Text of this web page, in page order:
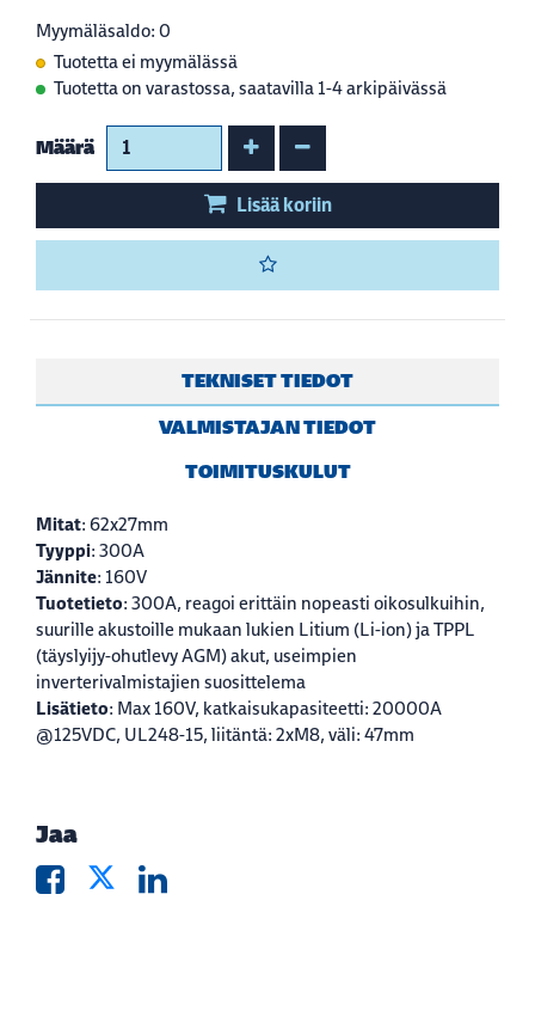
Myymäläsaldo: 0
Tuotetta ei myymälässä
Tuotetta on varastossa, saatavilla 1-4 arkipäivässä
Määrä Kasvata määrää
Vähennä määrää
Lisää koriin
TEKNISET TIEDOT
VALMISTAJAN TIEDOT
TOIMITUSKULUT
Mitat: 62x27mm
Tyyppi: 300A
Jännite: 160V
Tuotetieto: 300A, reagoi erittäin nopeasti oikosulkuihin,
suurille akustoille mukaan lukien Litium (Li-ion) ja TPPL
(täyslyijy-ohutlevy AGM) akut, useimpien
inverterivalmistajien suosittelema
Lisätieto: Max 160V, katkaisukapasiteetti: 20000A
@125VDC, UL248-15, liitäntä: 2xM8, väli: 47mm
Jaa